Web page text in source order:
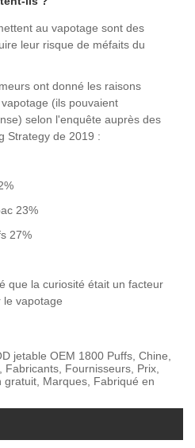
au vapotage sont des
leur risque de méfaits du
ont donné les raisons
(ils pouvaient
selon l'enquête auprès des
Strategy de 2019 :
23%
27%
que la curiosité était un facteur
le vapotage
jetable OEM 1800 Puffs, Chine,
Fournisseurs, Prix,
gratuit, Marques, Fabriqué en